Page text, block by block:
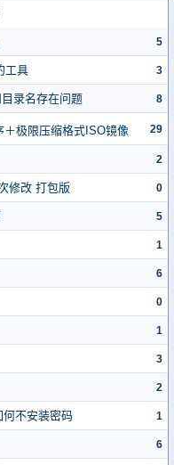
5
工具 3
录名存在问题 8
极限压缩格式ISO镜像 29
2
修改 打包版 0
5
1
6
0
1
3
2
何不安装密码 1
6